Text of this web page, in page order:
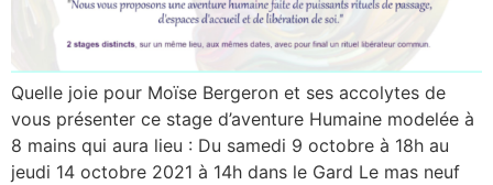
Quelle joie pour Moïse Bergeron et ses accolytes de
vous présenter ce stage d’aventure Humaine modelée à
8 mains qui aura lieu : Du samedi 9 octobre à 18h au
jeudi 14 octobre 2021 à 14h dans le Gard Le mas neuf